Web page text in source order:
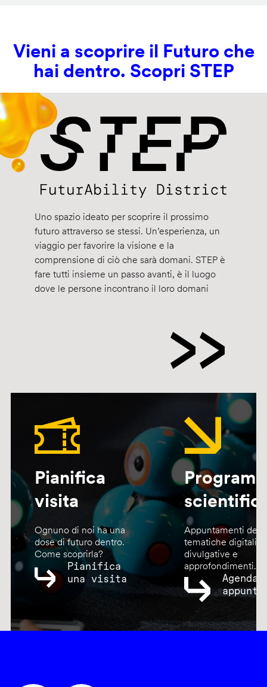
Vieni a scoprire il Futuro che
hai dentro. Scopri STEP
Uno spazio ideato per scoprire il prossimo
futuro attraverso se stessi. Un’esperienza, un
viaggio per favorire la visione e la
comprensione di ciò che sarà domani. STEP è
fare tutti insieme un passo avanti, è il luogo
dove le persone incontrano il loro domani
Pianifica
visita
Ognuno di noi ha una
dose di futuro dentro.
Come scoprirla?
Pianifica
una visita
Appuntamenti
tematiche digitali,
divulgative e
approfondimenti.
Agenda